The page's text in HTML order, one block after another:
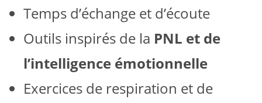
Temps d’échange et d’écoute
Outils inspirés de la PNL et de
l’intelligence émotionnelle
Exercices de respiration et de